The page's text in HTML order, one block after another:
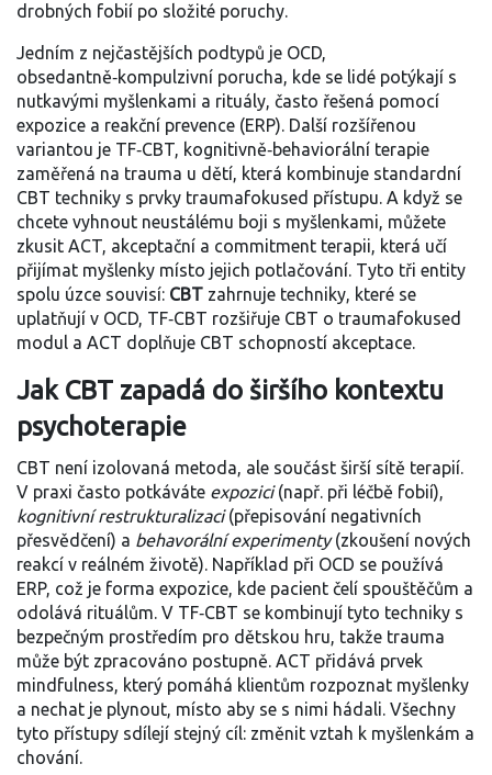
drobných fobií po složité poruchy.
Jedním z nejčastějších podtypů je OCD,
obsedantně‑kompulzivní porucha, kde se lidé potýkají s
nutkavými myšlenkami a rituály, často řešená pomocí
expozice a reakční prevence (ERP). Další rozšířenou
variantou je TF‑CBT, kognitivně‑behaviorální terapie
zaměřená na trauma u dětí, která kombinuje standardní
CBT techniky s prvky traumafokused přístupu. A když se
chcete vyhnout neustálému boji s myšlenkami, můžete
zkusit ACT, akceptační a commitment terapii, která učí
přijímat myšlenky místo jejich potlačování. Tyto tři entity
spolu úzce souvisí: CBT zahrnuje techniky, které se
uplatňují v OCD, TF‑CBT rozšiřuje CBT o traumafokused
modul a ACT doplňuje CBT schopností akceptace.
Jak CBT zapadá do širšího kontextu
psychoterapie
CBT není izolovaná metoda, ale součást širší sítě terapií.
V praxi často potkáváte expozici(např. při léčbě fobií),
kognitivní restrukturalizaci(přepisování negativních
přesvědčení) a behavorální experimenty(zkoušení nových
reakcí v reálném životě). Například při OCD se používá
ERP, což je forma expozice, kde pacient čelí spouštěčům a
odolává rituálům. V TF‑CBT se kombinují tyto techniky s
bezpečným prostředím pro dětskou hru, takže trauma
může být zpracováno postupně. ACT přidává prvek
mindfulness, který pomáhá klientům rozpoznat myšlenky
a nechat je plynout, místo aby se s nimi hádali. Všechny
tyto přístupy sdílejí stejný cíl: změnit vztah k myšlenkám a
chování.